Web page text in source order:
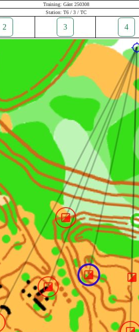
Training: Gánt 250308
Station: T6 / 3 / TC
2 3 4